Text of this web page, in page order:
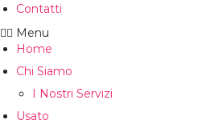
Contatti
Menu
Home
Chi Siamo
I Nostri Servizi
Usato